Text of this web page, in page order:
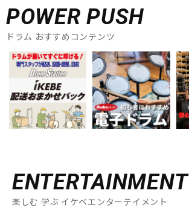
POWER PUSH
ドラム おすすめコンテンツ
ENTERTAINMENT
楽しむ 学ぶ イケベエンターテイメント